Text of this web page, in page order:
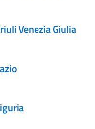
Venezia Giulia